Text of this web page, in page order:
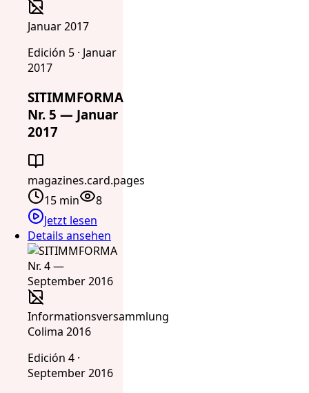
Januar 2017
Edición 5 · Januar
2017
SITIMMFORMA
Nr. 5 — Januar
2017
magazines.card.pages
15 min
8
Jetzt lesen
Details ansehen
Informationsversammlung
Colima 2016
Edición 4 ·
September 2016